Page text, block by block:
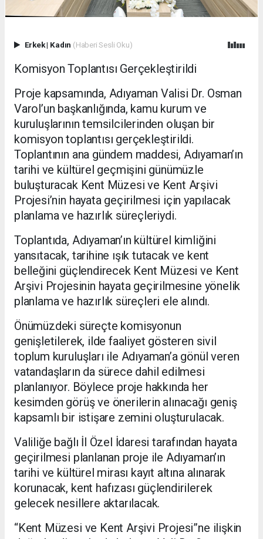
Erkek| Kadın (Haberi Sesli Oku)
Komisyon Toplantısı Gerçekleştirildi
Proje kapsamında, Adıyaman Valisi Dr. Osman
Varol’un başkanlığında, kamu kurum ve
kuruluşlarının temsilcilerinden oluşan bir
komisyon toplantısı gerçekleştirildi.
Toplantının ana gündem maddesi, Adıyaman’ın
tarihi ve kültürel geçmişini günümüzle
buluşturacak Kent Müzesi ve Kent Arşivi
Projesi’nin hayata geçirilmesi için yapılacak
planlama ve hazırlık süreçleriydi.
Toplantıda, Adıyaman’ın kültürel kimliğini
yansıtacak, tarihine ışık tutacak ve kent
belleğini güçlendirecek Kent Müzesi ve Kent
Arşivi Projesinin hayata geçirilmesine yönelik
planlama ve hazırlık süreçleri ele alındı.
Önümüzdeki süreçte komisyonun
genişletilerek, ilde faaliyet gösteren sivil
toplum kuruluşları ile Adıyaman’a gönül veren
vatandaşların da sürece dahil edilmesi
planlanıyor. Böylece proje hakkında her
kesimden görüş ve önerilerin alınacağı geniş
kapsamlı bir istişare zemini oluşturulacak.
Valiliğe bağlı İl Özel İdaresi tarafından hayata
geçirilmesi planlanan proje ile Adıyaman’ın
tarihi ve kültürel mirası kayıt altına alınarak
korunacak, kent hafızası güçlendirilerek
gelecek nesillere aktarılacak.
“Kent Müzesi ve Kent Arşivi Projesi”ne ilişkin